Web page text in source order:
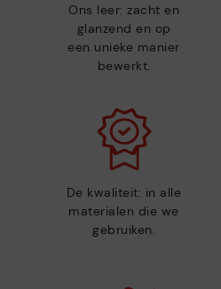
Ons leer: zacht en
glanzend en op
een unieke manier
bewerkt.
De kwaliteit: in alle
materialen die we
gebruiken.